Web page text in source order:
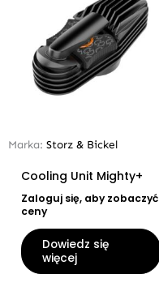
Marka: Storz & Bickel
Cooling Unit Mighty+
Zaloguj się, aby zobaczyć
ceny
Dowiedz się
więcej